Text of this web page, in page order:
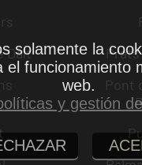
Dalt
Pont
solamente la
el funcionamiento
web.
y gestión